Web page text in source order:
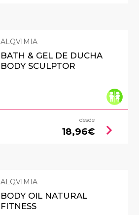
ALQVIMIA
BATH & GEL DE DUCHA
BODY SCULPTOR
desde
18,96€ chevron_right
ALQVIMIA
BODY OIL NATURAL
FITNESS